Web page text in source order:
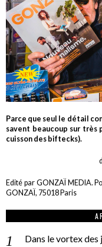
Parce que seul le détail
savent beaucoup sur très
cuisson des biftecks).
Edité par GONZAÏ MEDIA.
GONZAÏ, 75018 Paris
Dans le vortex des